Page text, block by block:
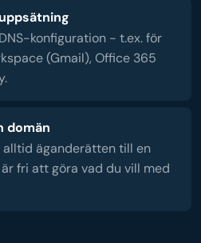
konfiguration - t.ex. för
(Gmail), Office 365
domän
alltid äganderätten till en
fri att göra vad du vill med